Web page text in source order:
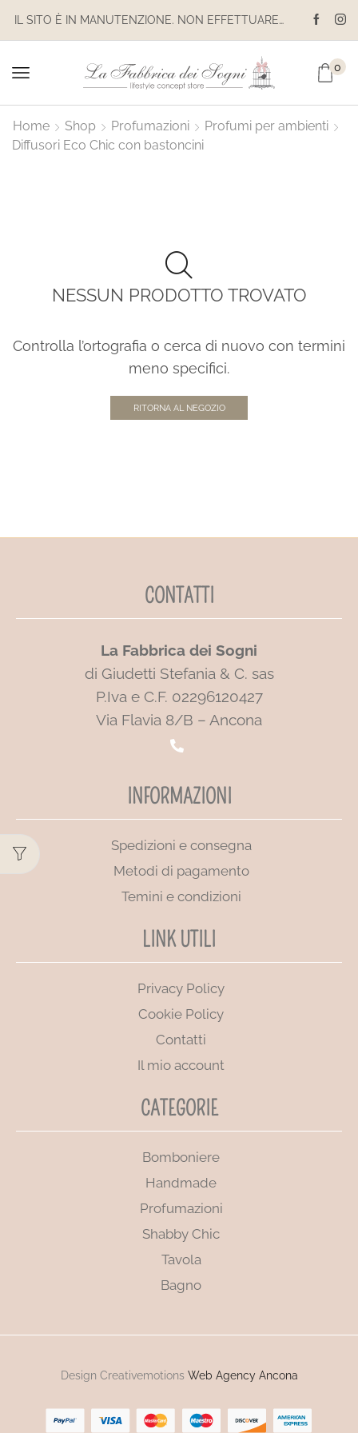
IL SITO È IN MANUTENZIONE. NON EFFETTUARE ACQUISTI. LE SPEDIZIONI SONO SOSPESE
0
Home Shop Profumazioni
Profumi per ambienti
Diffusori Eco Chic con bastoncini
NESSUN PRODOTTO TROVATO
Controlla l’ortografia o cerca di nuovo con termini
meno specifici.
RITORNA AL NEGOZIO
CONTATTI
La Fabbrica dei Sogni
di Giudetti Stefania & C. sas
P.Iva e C.F. 02296120427
Via Flavia 8/B – Ancona
INFORMAZIONI
Spedizioni e consegna
Metodi di pagamento
Temini e condizioni
LINK UTILI
Privacy Policy
Cookie Policy
Contatti
Il mio account
CATEGORIE
Bomboniere
Handmade
Profumazioni
Shabby Chic
Tavola
Bagno
Design Creativemotions Web Agency Ancona